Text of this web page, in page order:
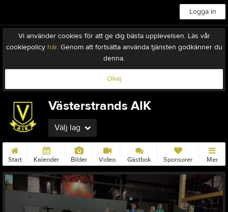
Logga in
Vi använder cookies för att ge dig bästa upplevelsen. Läs vår
cookiepolicy här. Genom att fortsätta använda tjänsten godkänner du
denna.
Okej
Västerstrands AIK
Välj lag
Start Kalender Bilder Video Gästbok Sponsorer Mer